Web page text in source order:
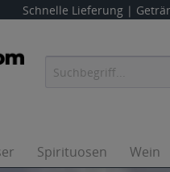
Schnelle Lieferung |
Spirituosen Wein